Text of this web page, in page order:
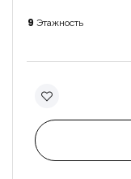
9 Этажность